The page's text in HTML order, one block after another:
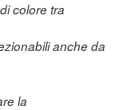
colore tra
anche da
la